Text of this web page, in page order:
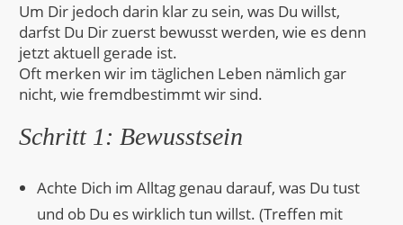
Um Dir jedoch darin klar zu sein, was Du willst,
darfst Du Dir zuerst bewusst werden, wie es denn
jetzt aktuell gerade ist.
Oft merken wir im täglichen Leben nämlich gar
nicht, wie fremdbestimmt wir sind.
Schritt 1: Bewusstsein
Achte Dich im Alltag genau darauf, was Du tust
und ob Du es wirklich tun willst. (Treffen mit